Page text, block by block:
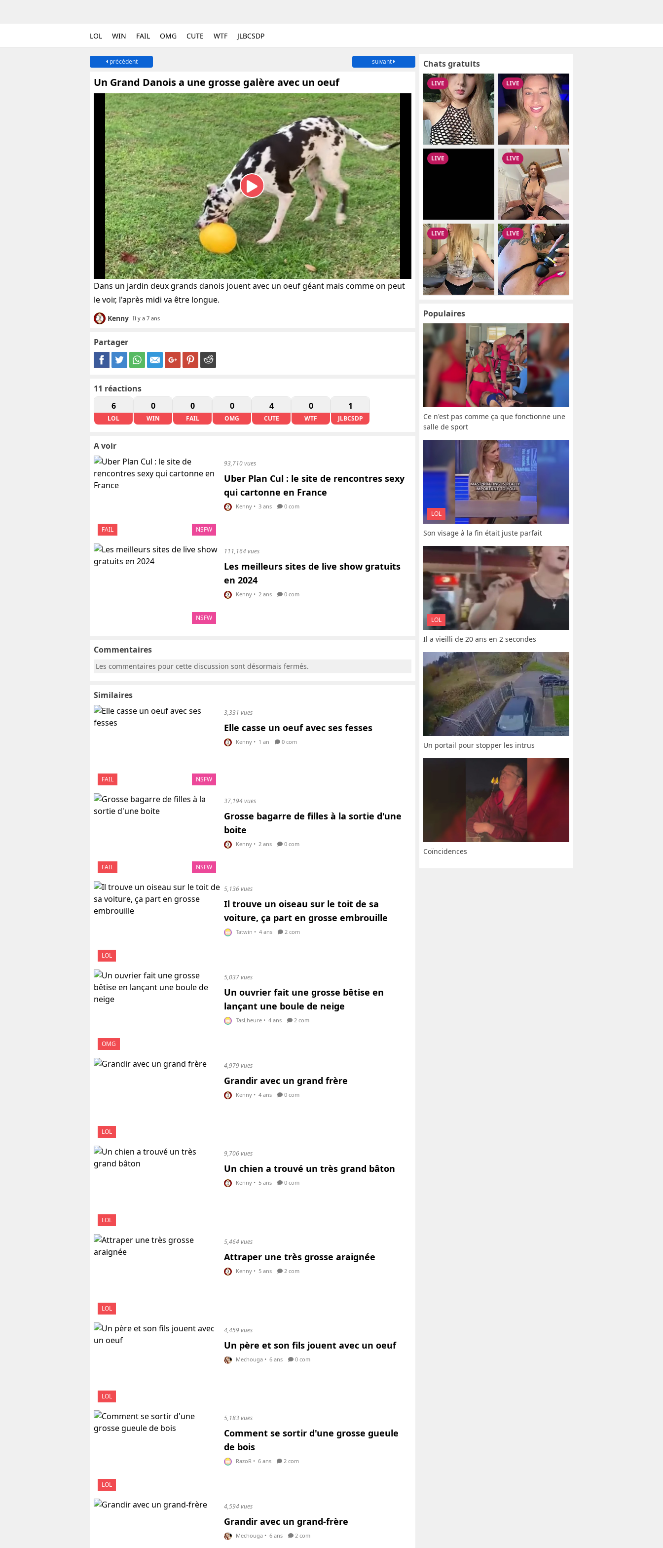
LOL WIN FAIL OMG CUTE WTF JLBCSDP
précédent suivant
Un Grand Danois a une grosse galère avec un oeuf
Dans un jardin deux grands danois jouent avec un oeuf géant mais comme on peut
le voir, l'après midi va être longue.
Kenny Il y a 7 ans
Partager
11 réactions
6
LOL
0
WIN
0
FAIL
0
OMG
4
CUTE
0
WTF
1
JLBCSDP
A voir
FAIL NSFW
93,710 vues
Uber Plan Cul : le site de rencontres sexy
qui cartonne en France
Kenny • 3 ans 0 com
NSFW
111,164 vues
Les meilleurs sites de live show gratuits
en 2024
Kenny • 2 ans 0 com
Commentaires
Les commentaires pour cette discussion sont désormais fermés.
Similaires
FAIL NSFW
3,331 vues
Elle casse un oeuf avec ses fesses
Kenny • 1 an 0 com
FAIL NSFW
37,194 vues
Grosse bagarre de filles à la sortie d'une
boite
Kenny • 2 ans 0 com
LOL
5,136 vues
Il trouve un oiseau sur le toit de sa
voiture, ça part en grosse embrouille
Tatwin • 4 ans 2 com
OMG
5,037 vues
Un ouvrier fait une grosse bêtise en
lançant une boule de neige
TasLheure • 4 ans 2 com
LOL
4,979 vues
Grandir avec un grand frère
Kenny • 4 ans 0 com
LOL
9,706 vues
Un chien a trouvé un très grand bâton
Kenny • 5 ans 0 com
LOL
5,464 vues
Attraper une très grosse araignée
Kenny • 5 ans 2 com
LOL
4,459 vues
Un père et son fils jouent avec un oeuf
Mechouga • 6 ans 0 com
LOL
5,183 vues
Comment se sortir d'une grosse gueule
de bois
RazoR • 6 ans 2 com
4,594 vues
Grandir avec un grand-frère
Mechouga • 6 ans 2 com
Chats gratuits
Populaires
Ce n'est pas comme ça que fonctionne une
salle de sport
LOL
Son visage à la fin était juste parfait
LOL
Il a vieilli de 20 ans en 2 secondes
Un portail pour stopper les intrus
Coïncidences